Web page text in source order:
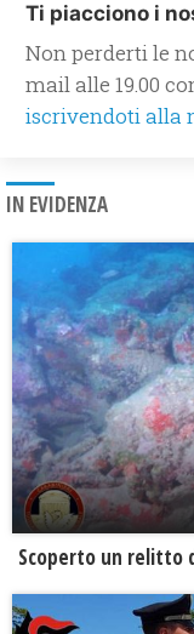
Ti piacciono i
Non perderti le
mail alle 19.00
iscrivendoti alla
IN EVIDENZA
Scoperto un relitto